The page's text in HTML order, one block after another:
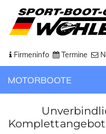
Firmeninfo Termine
MOTORBOOTE